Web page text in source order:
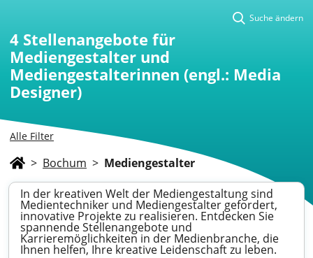
Alle Filter
Suche ändern
4 Stellenangebote für
Mediengestalter und
Mediengestalterinnen (engl.: Media
Designer)
> Bochum > Mediengestalter
In der kreativen Welt der Mediengestaltung sind
Medientechniker und Mediengestalter gefordert,
innovative Projekte zu realisieren. Entdecken Sie
spannende Stellenangebote und
Karrieremöglichkeiten in der Medienbranche, die
Ihnen helfen, Ihre kreative Leidenschaft zu leben.